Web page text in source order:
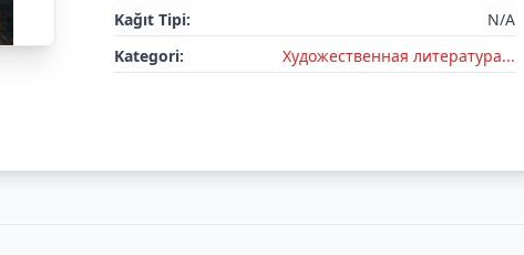
Kağıt Tipi:
N/A
Kategori:
Художественная литература...